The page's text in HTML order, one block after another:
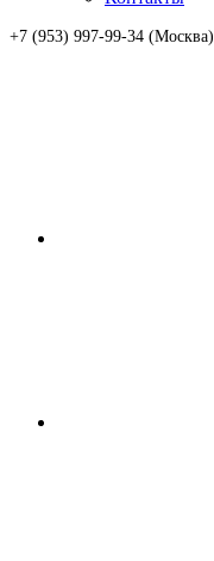
+7 (953) 997-99-34 (Москва)